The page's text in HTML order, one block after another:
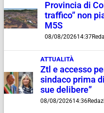
Provincia di
traffico” non
M5S
08/08/202614:37
ATTUALITÀ
Ztl e accesso
sindaco prima
sue delibere”
08/08/202614:36